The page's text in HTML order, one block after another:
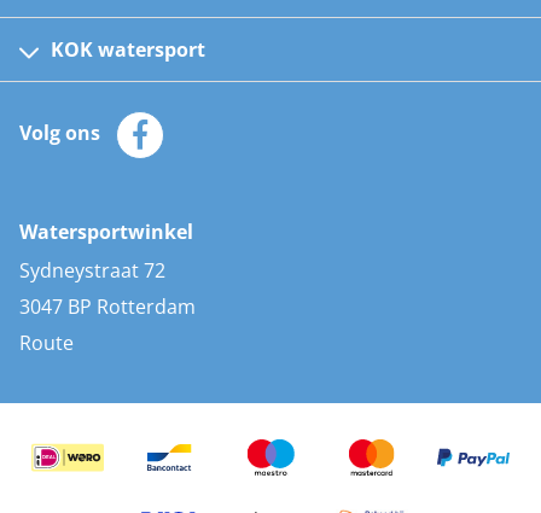
Kinder reddingsvesten
Automatische reddingsvesten
Zeilkleding
Zonnepanelen
AIS transponders
Stootwillen en fenders
Bootkussens
Zwemtrappen
KOK watersport
Klantenservice
Merken
Volg ons
Watersportwinkel
Sydneystraat 72
3047 BP Rotterdam
Route